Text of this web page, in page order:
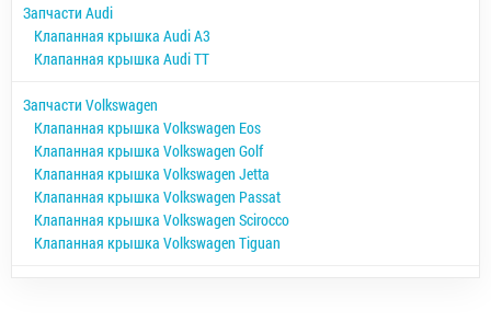
Запчасти Audi
Клапанная крышка Audi A3
Клапанная крышка Audi TT
Запчасти Volkswagen
Клапанная крышка Volkswagen Eos
Клапанная крышка Volkswagen Golf
Клапанная крышка Volkswagen Jetta
Клапанная крышка Volkswagen Passat
Клапанная крышка Volkswagen Scirocco
Клапанная крышка Volkswagen Tiguan